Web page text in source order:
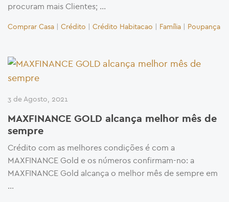
procuram mais Clientes; …
Comprar Casa | Crédito | Crédito Habitacao | Família | Poupança
3 de Agosto, 2021
MAXFINANCE GOLD alcança melhor mês de
sempre
Crédito com as melhores condições é com a
MAXFINANCE Gold e os números confirmam-no: a
MAXFINANCE Gold alcança o melhor mês de sempre em
…